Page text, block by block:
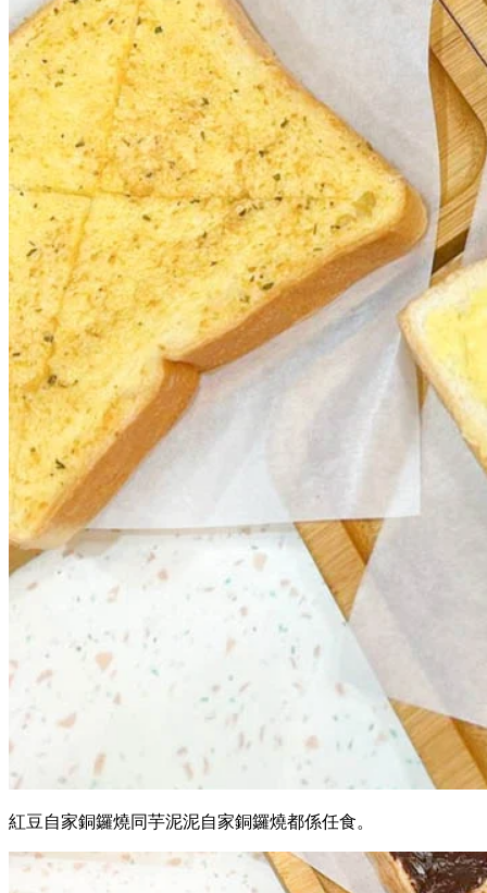
紅豆自家銅鑼燒同芋泥泥自家銅鑼燒都係任食。